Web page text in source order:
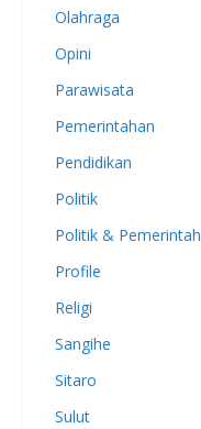
Olahraga
Opini
Parawisata
Pemerintahan
Pendidikan
Politik
Politik &
Profile
Religi
Sangihe
Sitaro
Sulut